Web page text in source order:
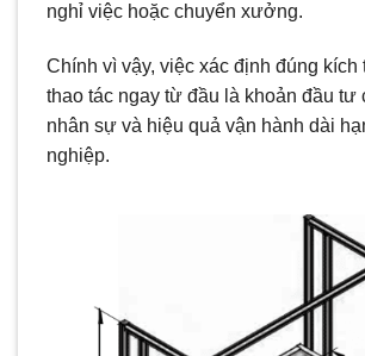
nghỉ việc hoặc chuyển xưởng.
Chính vì vậy, việc xác định đúng
thao tác ngay từ đầu là khoản đầu tư
nhân sự và hiệu quả vận hành dài
nghiệp.